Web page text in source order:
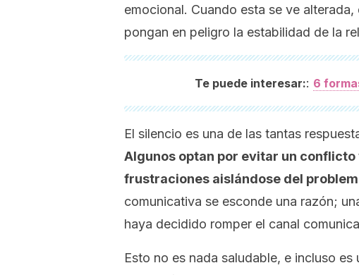
emocional. Cuando esta se ve
pongan en peligro la estabilidad de la
Te puede interesar:: 6
El silencio es una de las tantas
Algunos optan por evitar un
frustraciones aislándose del
comunicativa se esconde una razón;
haya decidido romper el canal
Esto no es nada saludable, e incluso